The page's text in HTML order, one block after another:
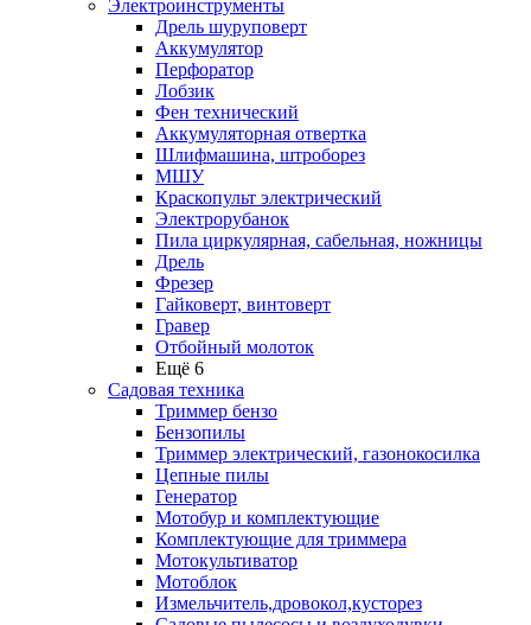
Электроинструменты
Дрель шуруповерт
Аккумулятор
Перфоратор
Лобзик
Фен технический
Аккумуляторная отвертка
Шлифмашина, штроборез
МШУ
Краскопульт электрический
Электрорубанок
Пила циркулярная, сабельная, ножницы
Дрель
Фрезер
Гайковерт, винтоверт
Гравер
Отбойный молоток
Ещё 6
Садовая техника
Триммер бензо
Бензопилы
Триммер электрический, газонокосилка
Цепные пилы
Генератор
Мотобур и комплектующие
Комплектующие для триммера
Мотокультиватор
Мотоблок
Измельчитель,дровокол,кусторез